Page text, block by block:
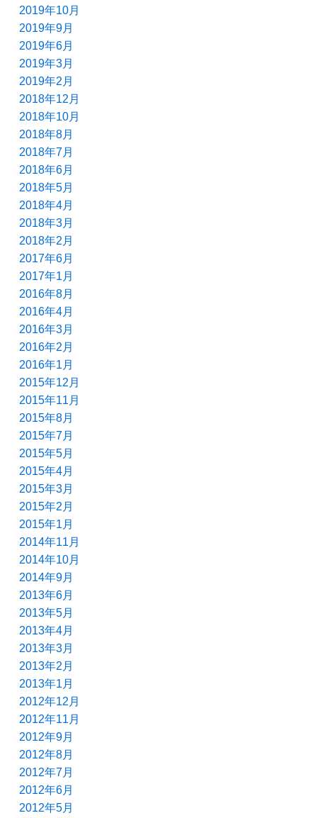
2019年10月
2019年9月
2019年6月
2019年3月
2019年2月
2018年12月
2018年10月
2018年8月
2018年7月
2018年6月
2018年5月
2018年4月
2018年3月
2018年2月
2017年6月
2017年1月
2016年8月
2016年4月
2016年3月
2016年2月
2016年1月
2015年12月
2015年11月
2015年8月
2015年7月
2015年5月
2015年4月
2015年3月
2015年2月
2015年1月
2014年11月
2014年10月
2014年9月
2013年6月
2013年5月
2013年4月
2013年3月
2013年2月
2013年1月
2012年12月
2012年11月
2012年9月
2012年8月
2012年7月
2012年6月
2012年5月